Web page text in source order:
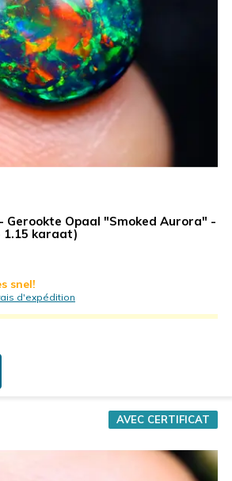
Gerookte Opaal "Smoked Aurora" -
1.15 karaat)
snel!
d'expédition
AVEC CERTIFICAT